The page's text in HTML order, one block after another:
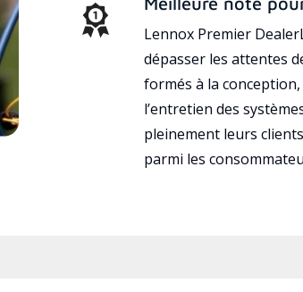
Lennox Premier
dépasser les attentes
formés à la
l’entretien des
pleinement leurs
parmi les